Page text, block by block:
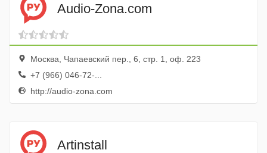
Audio-Zona.com
Москва, Чапаевский пер., 6, стр. 1, оф. 223
+7 (966) 046-72-...
http://audio-zona.com
Artinstall